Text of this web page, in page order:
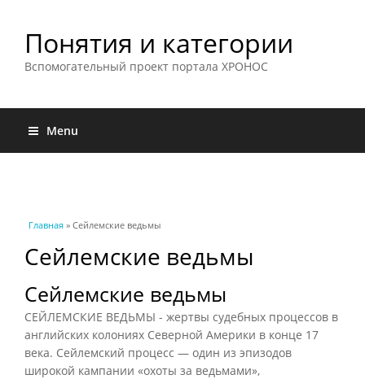
Понятия и категории
Вспомогательный проект портала ХРОНОС
Menu
Вы здесь
Главная » Сейлемские ведьмы
Сейлемские ведьмы
Сейлемские ведьмы
СЕЙЛЕМСКИЕ ВЕДЬМЫ - жертвы судебных процессов в
английских колониях Северной Америки в конце 17
века. Сейлемский процесс — один из эпизодов
широкой кампании «охоты за ведьмами»,